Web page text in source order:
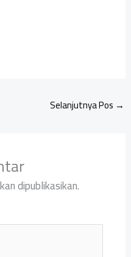
Selanjutnya Pos →
dipublikasikan.